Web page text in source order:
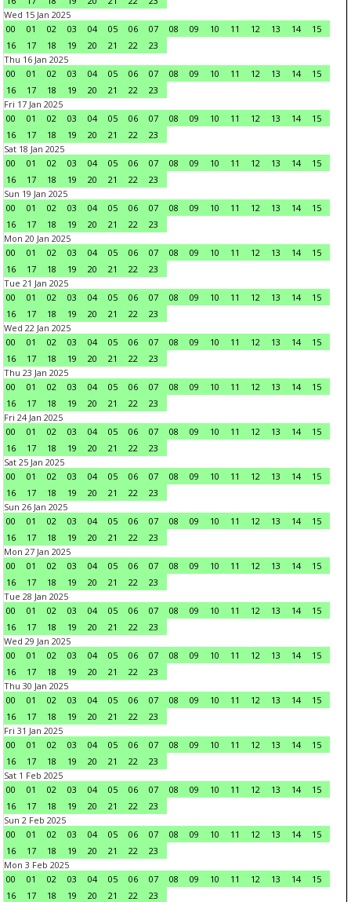
Wed 15 Jan 2025
00
01 02 03 04 05 06 07 08 09 10 11 12 13 14
15
16
17 18 19 20 21 22
23
Thu 16 Jan 2025
00
01 02 03 04 05 06 07 08 09 10 11 12 13 14
15
16
17 18 19 20 21 22
23
Fri 17 Jan 2025
00
01 02 03 04 05 06 07 08 09 10 11 12 13 14
15
16
17 18 19 20 21 22
23
Sat 18 Jan 2025
00
01 02 03 04 05 06 07 08 09 10 11 12 13 14
15
16
17 18 19 20 21 22
23
Sun 19 Jan 2025
00
01 02 03 04 05 06 07 08 09 10 11 12 13 14
15
16
17 18 19 20 21 22
23
Mon 20 Jan 2025
00
01 02 03 04 05 06 07 08 09 10 11 12 13 14
15
16
17 18 19 20 21 22
23
Tue 21 Jan 2025
00
01 02 03 04 05 06 07 08 09 10 11 12 13 14
15
16
17 18 19 20 21 22
23
Wed 22 Jan 2025
00
01 02 03 04 05 06 07 08 09 10 11 12 13 14
15
16
17 18 19 20 21 22
23
Thu 23 Jan 2025
00
01 02 03 04 05 06 07 08 09 10 11 12 13 14
15
16
17 18 19 20 21 22
23
Fri 24 Jan 2025
00
01 02 03 04 05 06 07 08 09 10 11 12 13 14
15
16
17 18 19 20 21 22
23
Sat 25 Jan 2025
00
01 02 03 04 05 06 07 08 09 10 11 12 13 14
15
16
17 18 19 20 21 22
23
Sun 26 Jan 2025
00
01 02 03 04 05 06 07 08 09 10 11 12 13 14
15
16
17 18 19 20 21 22
23
Mon 27 Jan 2025
00
01 02 03 04 05 06 07 08 09 10 11 12 13 14
15
16
17 18 19 20 21 22
23
Tue 28 Jan 2025
00
01 02 03 04 05 06 07 08 09 10 11 12 13 14
15
16
17 18 19 20 21 22
23
Wed 29 Jan 2025
00
01 02 03 04 05 06 07 08 09 10 11 12 13 14
15
16
17 18 19 20 21 22
23
Thu 30 Jan 2025
00
01 02 03 04 05 06 07 08 09 10 11 12 13 14
15
16
17 18 19 20 21 22
23
Fri 31 Jan 2025
00
01 02 03 04 05 06 07 08 09 10 11 12 13 14
15
16
17 18 19 20 21 22
23
Sat 1 Feb 2025
00
01 02 03 04 05 06 07 08 09 10 11 12 13 14
15
16
17 18 19 20 21 22
23
Sun 2 Feb 2025
00
01 02 03 04 05 06 07 08 09 10 11 12 13 14
15
16
17 18 19 20 21 22
23
Mon 3 Feb 2025
00
01 02 03 04 05 06 07 08 09 10 11 12 13 14
15
16
17 18 19 20 21 22
23